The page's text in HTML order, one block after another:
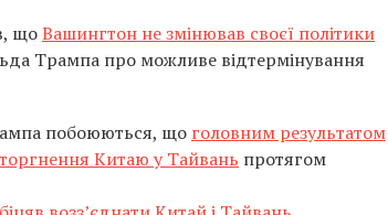
щоВашингтон не змінював своєї політики
Трампа про можливе відтермінування
побоюються, що головним результатом
Китаю у Тайвань протягом